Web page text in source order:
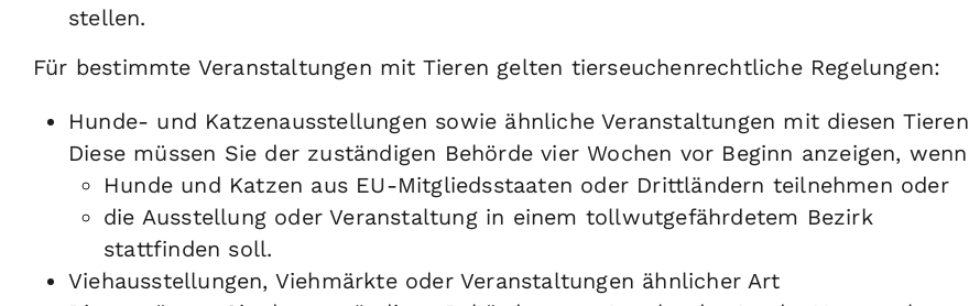
stellen.
Für bestimmte Veranstaltungen mit Tieren gelten tierseuchenrechtliche Regelungen:
Hunde- und Katzenausstellungen sowie ähnliche Veranstaltungen mit diesen Tieren
Diese müssen Sie der zuständigen Behörde vier Wochen vor Beginn anzeigen, wenn
Hunde und Katzen aus EU-Mitgliedsstaaten oder Drittländern teilnehmen oder
die Ausstellung oder Veranstaltung in einem tollwutgefährdetem Bezirk
stattfinden soll.
Viehausstellungen, Viehmärkte oder Veranstaltungen ähnlicher Art